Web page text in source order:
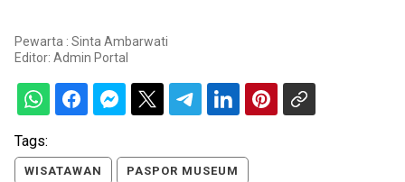
Pewarta : Sinta Ambarwati
Editor: Admin Portal
Tags:
WISATAWAN PASPOR MUSEUM